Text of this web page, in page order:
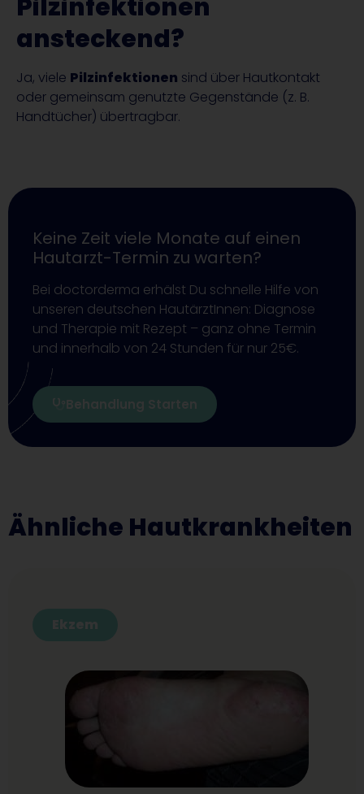
Pilzinfektionen
ansteckend?
Ja, viele Pilzinfektionen sind über Hautkontakt
oder gemeinsam genutzte Gegenstände (z. B.
Handtücher) übertragbar.
Keine Zeit viele Monate auf einen
Hautarzt-Termin zu warten?
Bei doctorderma erhälst Du schnelle Hilfe von
unseren deutschen HautärztInnen: Diagnose
und Therapie mit Rezept – ganz ohne Termin
und innerhalb von 24 Stunden für nur 25€.
Behandlung Starten
Ähnliche Hautkrankheiten
Ekzem